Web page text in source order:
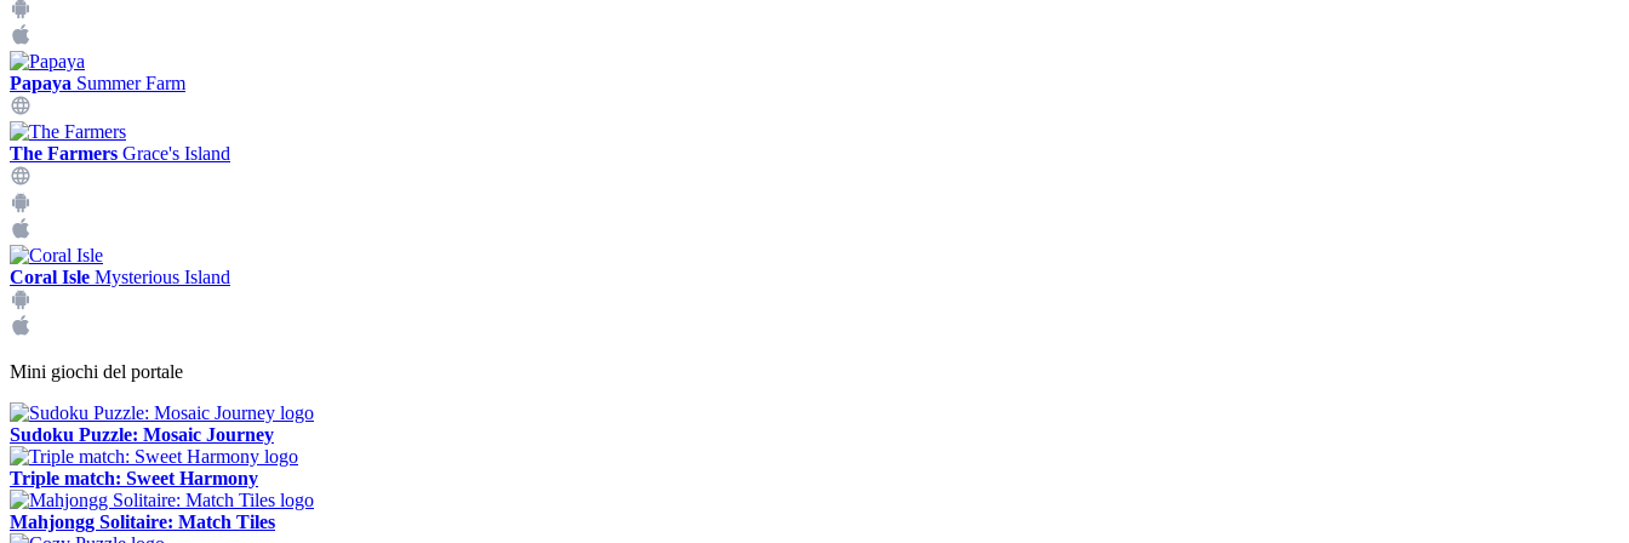
Papaya Summer Farm
The Farmers Grace's Island
Coral Isle Mysterious Island
Mini giochi del portale
Sudoku Puzzle: Mosaic Journey
Triple match: Sweet Harmony
Mahjongg Solitaire: Match Tiles